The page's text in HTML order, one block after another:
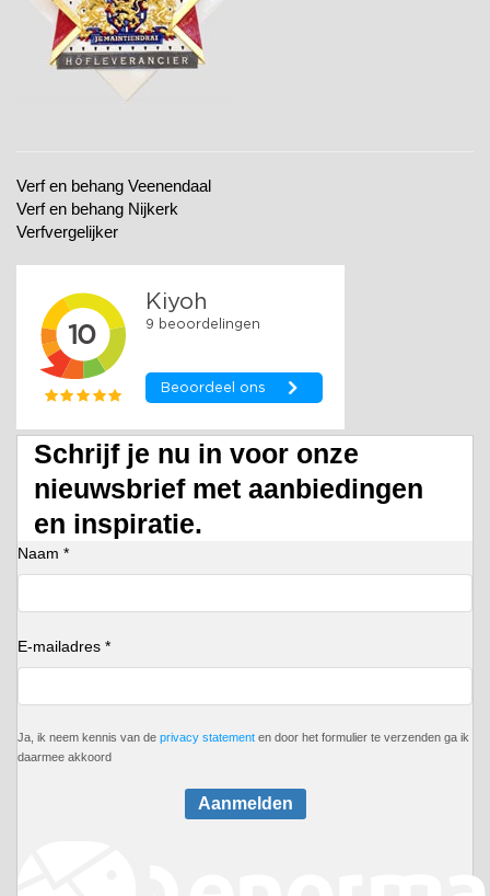
Verf en behang Veenendaal
Verf en behang Nijkerk
Verfvergelijker
Schrijf je nu in voor onze
nieuwsbrief met aanbiedingen
en inspiratie.
Naam *
E-mailadres *
Ja, ik neem kennis van de privacy statement en door het formulier te verzenden ga ik
daarmee akkoord
Aanmelden